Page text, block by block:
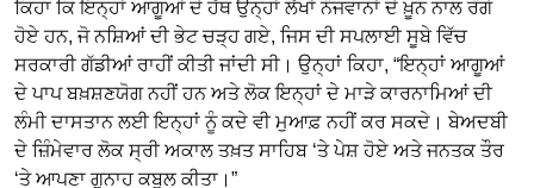
ਕਿਹਾ ਕਿ ਇਨ੍ਹਾਂ ਆਗੂਆਂ ਦੇ ਹੱਥ ਉਨ੍ਹਾਂ ਲੱਖਾਂ ਨੌਜਵਾਨਾਂ ਦੇ ਖ਼ੂਨ ਨਾਲ ਰੰਗੇ
ਹੋਏ ਹਨ, ਜੋ ਨਸ਼ਿਆਂ ਦੀ ਭੇਟ ਚੜ੍ਹ ਗਏ, ਜਿਸ ਦੀ ਸਪਲਾਈ ਸੂਬੇ ਵਿੱਚ
ਸਰਕਾਰੀ ਗੱਡੀਆਂ ਰਾਹੀਂ ਕੀਤੀ ਜਾਂਦੀ ਸੀ। ਉਨ੍ਹਾਂ ਕਿਹਾ, “ਇਨ੍ਹਾਂ ਆਗੂਆਂ
ਦੇ ਪਾਪ ਬਖ਼ਸ਼ਣਯੋਗ ਨਹੀਂ ਹਨ ਅਤੇ ਲੋਕ ਇਨ੍ਹਾਂ ਦੇ ਮਾੜੇ ਕਾਰਨਾਮਿਆਂ ਦੀ
ਲੰਮੀ ਦਾਸਤਾਨ ਲਈ ਇਨ੍ਹਾਂ ਨੂੰ ਕਦੇ ਵੀ ਮੁਆਫ਼ ਨਹੀਂ ਕਰ ਸਕਦੇ। ਬੇਅਦਬੀ
ਦੇ ਜ਼ਿੰਮੇਵਾਰ ਲੋਕ ਸ੍ਰੀ ਅਕਾਲ ਤਖ਼ਤ ਸਾਹਿਬ ‘ਤੇ ਪੇਸ਼ ਹੋਏ ਅਤੇ ਜਨਤਕ ਤੌਰ
‘ਤੇ ਆਪਣਾ ਗੁਨਾਹ ਕਬੂਲ ਕੀਤਾ।”